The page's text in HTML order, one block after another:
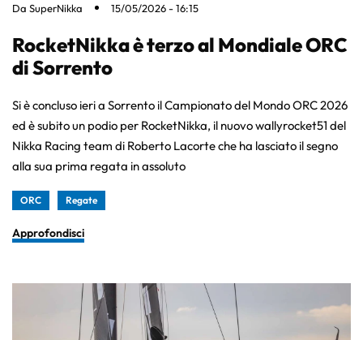
Da SuperNikka 15/05/2026 - 16:15
RocketNikka è terzo al Mondiale ORC
di Sorrento
Si è concluso ieri a Sorrento il Campionato del Mondo ORC 2026
ed è subito un podio per RocketNikka, il nuovo wallyrocket51 del
Nikka Racing team di Roberto Lacorte che ha lasciato il segno
alla sua prima regata in assoluto
ORC Regate
Approfondisci